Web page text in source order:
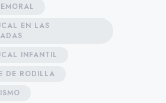
EN LAS
INFANTIL
DE RODILLA